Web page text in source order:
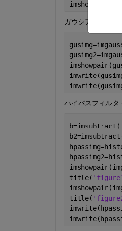
ガウシアンフィル
ハイパスフィルタ
title(
title(